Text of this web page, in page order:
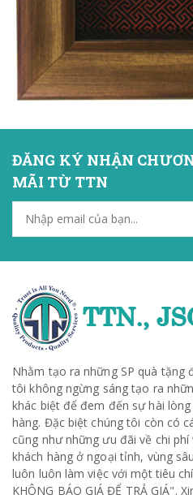
ĐĂNG KÝ NHẬN
MÃI TỪ TTN
Nhằm tạo ra những SP quà tặng
tôi không ngừng sáng tạo ra
khác biệt để đem đến sự hài
hàng. Đặc biệt chúng tôi còn có
cũng như những ưu đãi về chi
khách hàng ở ngoại tỉnh, vùng
luôn luôn làm việc với một tiêu
KHÔNG BÁO GIÁ ĐỂ TRẢ GIÁ".